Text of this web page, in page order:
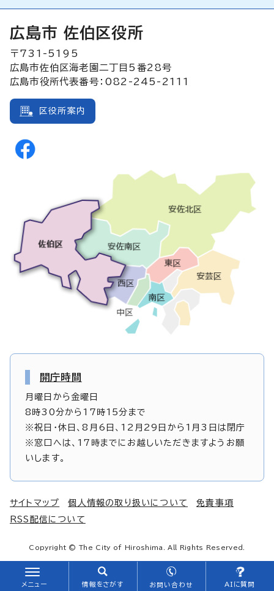
メニュー 情報をさがす お問い合わせ AIに質問
広島市 佐伯区役所
〒731-5195
広島市佐伯区海老園二丁目5番28号
広島市役所代表番号：082-245-2111
区役所案内
開庁時間
月曜日から金曜日
8時30分から17時15分まで
※祝日・休日、8月6日、12月29日から1月3日は閉庁
※窓口へは、17時までにお越しいただきますようお願
いします。
サイトマップ 個人情報の取り扱いについて
免責事項
RSS配信について
Copyright © The City of Hiroshima. All Rights Reserved.